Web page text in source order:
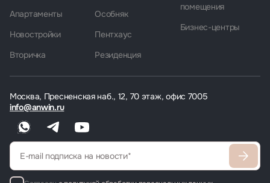
Москва, Пресненская наб., 12, 70 этаж, офис 7005
info@anwin.ru
Апартаменты
Новостройки
Вторичка
Особняк
Пентхаус
Резиденция
помещения
Бизнес-центры